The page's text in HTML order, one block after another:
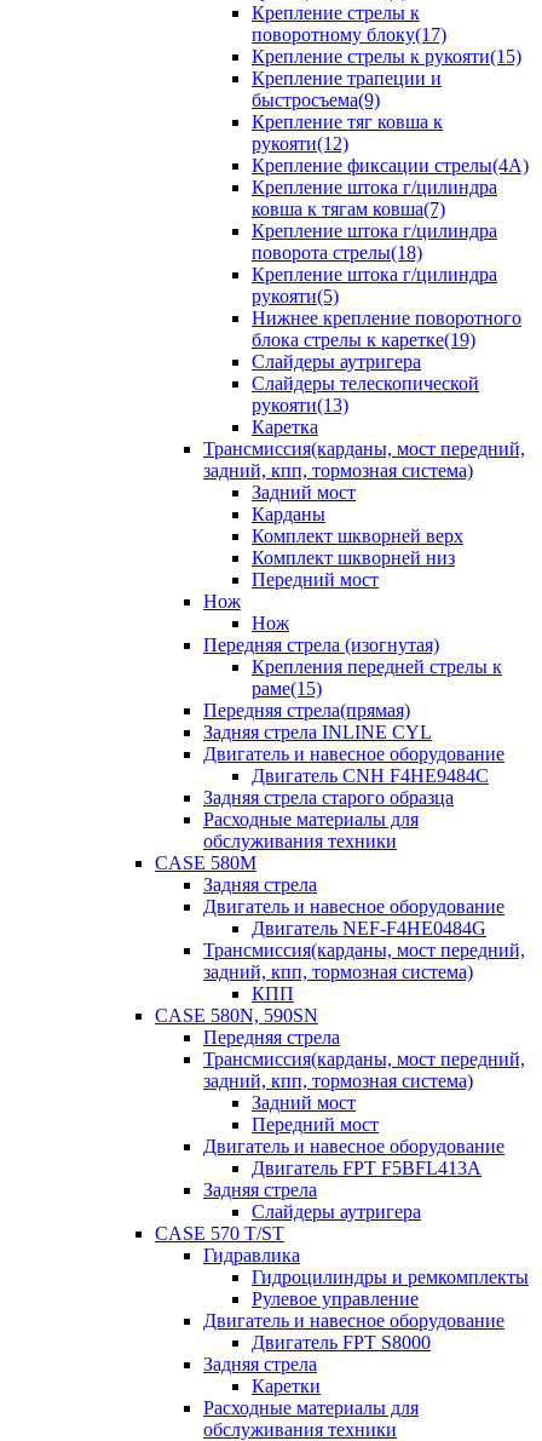
Крепление стрелы к
поворотному блоку(17)
Крепление стрелы к рукояти(15)
Крепление трапеции и
быстросъема(9)
Крепление тяг ковша к
рукояти(12)
Крепление фиксации стрелы(4A)
Крепление штока г/цилиндра
ковша к тягам ковша(7)
Крепление штока г/цилиндра
поворота стрелы(18)
Крепление штока г/цилиндра
рукояти(5)
Нижнее крепление поворотного
блока стрелы к каретке(19)
Слайдеры аутригера
Слайдеры телескопической
рукояти(13)
Каретка
Трансмиссия(карданы, мост передний,
задний, кпп, тормозная система)
Задний мост
Карданы
Комплект шкворней верх
Комплект шкворней низ
Передний мост
Нож
Нож
Передняя стрела (изогнутая)
Крепления передней стрелы к
раме(15)
Передняя стрела(прямая)
Задняя стрела INLINE CYL
Двигатель и навесное оборудование
Двигатель CNH F4HE9484C
Задняя стрела старого образца
Расходные материалы для
обслуживания техники
CASE 580M
Задняя стрела
Двигатель и навесное оборудование
Двигатель NEF-F4HE0484G
Трансмиссия(карданы, мост передний,
задний, кпп, тормозная система)
КПП
CASE 580N, 590SN
Передняя стрела
Трансмиссия(карданы, мост передний,
задний, кпп, тормозная система)
Задний мост
Передний мост
Двигатель и навесное оборудование
Двигатель FPT F5BFL413A
Задняя стрела
Слайдеры аутригера
CASE 570 T/ST
Гидравлика
Гидроцилиндры и ремкомплекты
Рулевое управление
Двигатель и навесное оборудование
Двигатель FPT S8000
Задняя стрела
Каретки
Расходные материалы для
обслуживания техники